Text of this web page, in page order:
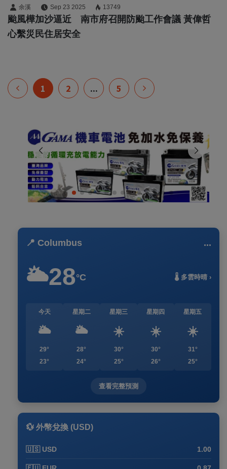
住居安全
余溪 Sep 23 2025 13749
颱風樺加沙逼近 南市府召開防颱工作會議 黃偉哲
心繫災民住居安全
1 2 ... 5
📍 Columbus ...
🌥️28°C 🌡️ 多雲時晴 ›
今天
🌥️
29°
23°
星期二
🌥️
28°
24°
星期三
☀️
30°
25°
星期四
☀️
30°
26°
星期五
☀️
31°
25°
查看完整預測
💱 外幣兌換 (USD)
🇺🇸 USD 1.00